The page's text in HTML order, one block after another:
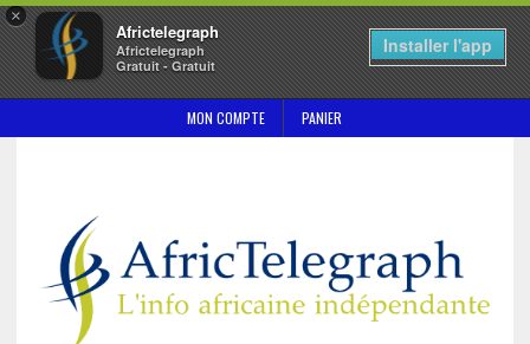
×
Africtelegraph
Africtelegraph
Gratuit - Gratuit
Installer l'app
MON COMPTE PANIER